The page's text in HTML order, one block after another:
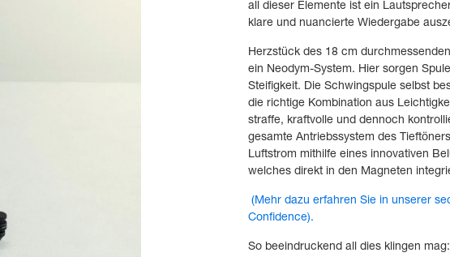
all dieser Elemente ist ein
klare und nuancierte Wiedergabe
Herzstück des 18 cm
ein Neodym-System. Hier sorgen
Steifigkeit. Die Schwingspule selbst
die richtige Kombination aus
straffe, kraftvolle und dennoch
gesamte Antriebssystem des
Luftstrom mithilfe eines innovativen
welches direkt in den Magneten
(Mehr dazu erfahren Sie in unserer
Confidence).
So beeindruckend all dies klingen